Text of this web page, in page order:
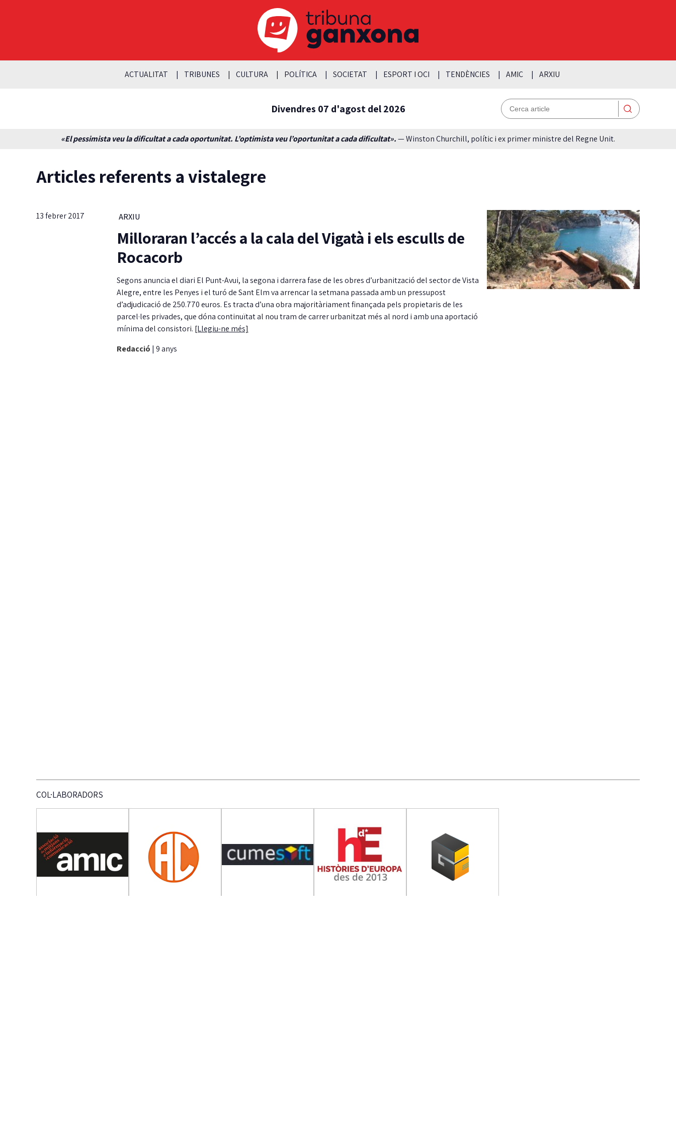
ACTUALITAT TRIBUNES CULTURA POLÍTICA SOCIETAT ESPORT I OCI TENDÈNCIES AMIC ARXIU
Divendres 07 d'agost del 2026
«El pessimista veu la dificultat a cada oportunitat. L’optimista veu l’oportunitat a cada dificultat».— Winston Churchill, polític i ex primer ministre del Regne Unit.
Articles referents a vistalegre
13 febrer 2017 ARXIU
Milloraran l’accés a la cala del Vigatà i els esculls de
Rocacorb
Segons anuncia el diari El Punt-Avui, la segona i darrera fase de les obres d’urbanització del sector de Vista
Alegre, entre les Penyes i el turó de Sant Elm va arrencar la setmana passada amb un pressupost
d’adjudicació de 250.770 euros. Es tracta d’una obra majoritàriament finançada pels propietaris de les
parcel·les privades, que dóna continuïtat al nou tram de carrer urbanitzat més al nord i amb una aportació
mínima del consistori. [Llegiu-ne més]
Redacció | 9 anys
COL·LABORADORS